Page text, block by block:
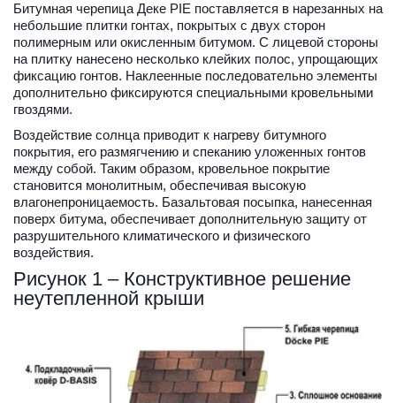
Битумная черепица Деке PIE поставляется в нарезанных на
небольшие плитки гонтах, покрытых с двух сторон
полимерным или окисленным битумом. С лицевой стороны
на плитку нанесено несколько клейких полос, упрощающих
фиксацию гонтов. Наклеенные последовательно элементы
дополнительно фиксируются специальными кровельными
гвоздями.
Воздействие солнца приводит к нагреву битумного
покрытия, его размягчению и спеканию уложенных гонтов
между собой. Таким образом, кровельное покрытие
становится монолитным, обеспечивая высокую
влагонепроницаемость. Базальтовая посыпка, нанесенная
поверх битума, обеспечивает дополнительную защиту от
разрушительного климатического и физического
воздействия.
Рисунок 1 – Конструктивное решение
неутепленной крыши